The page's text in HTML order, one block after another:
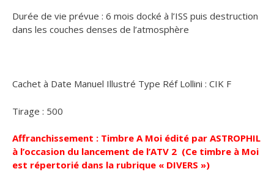
Durée de vie prévue : 6 mois docké à l’ISS puis destruction
dans les couches denses de l’atmosphère
Cachet à Date Manuel Illustré Type Réf Lollini : CIK F
Tirage : 500
Affranchissement : Timbre A Moi édité par ASTROPHIL
à l’occasion du lancement de l’ATV 2 (Ce timbre à Moi
est répertorié dans la rubrique « DIVERS »)